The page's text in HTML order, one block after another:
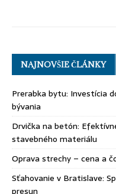
NAJNOVŠIE ČLÁNKY
Prerabka bytu: Investícia
bývania
Drvička na betón:
stavebného materiálu
Oprava strechy – cena a
Sťahovanie v Bratislave:
presun